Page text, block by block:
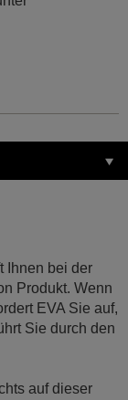
Ihnen bei der
Produkt. Wenn
EVA Sie auf,
Sie durch den
auf dieser